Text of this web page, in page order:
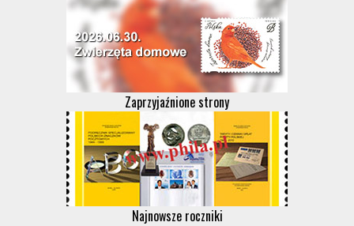
Zaprzyjaźnione strony
Najnowsze roczniki